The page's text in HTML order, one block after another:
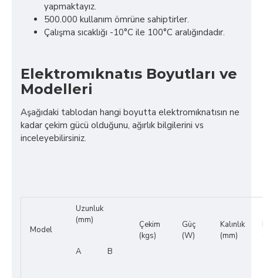
yapmaktayız.
500.000 kullanım ömrüne sahiptirler.
Çalışma sıcaklığı -10°C ile 100°C aralığındadır.
Elektromıknatıs Boyutları ve
Modelleri
Aşağıdaki tablodan hangi boyutta elektromıknatısın ne
kadar çekim gücü olduğunu, ağırlık bilgilerini vs
inceleyebilirsiniz.
Model
Uzunluk
(mm)
Çekim
(kgs)
Güç
(W)
Kalınlık
(mm)
A
B